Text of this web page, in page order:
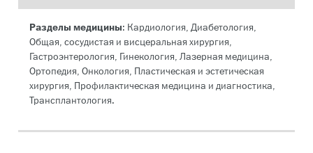
Разделы медицины: Кардиология, Диабетология,
Общая, сосудистая и висцеральная хирургия,
Гастроэнтерология, Гинекология, Лазерная медицина,
Ортопедия, Онкология, Пластическая и эстетическая
хирургия, Профилактическая медицина и диагностика,
Трансплантология.